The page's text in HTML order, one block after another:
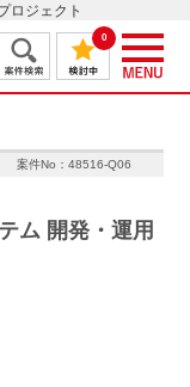
ロジェクト
0
案件No：48516-Q06
ム 開発・運用